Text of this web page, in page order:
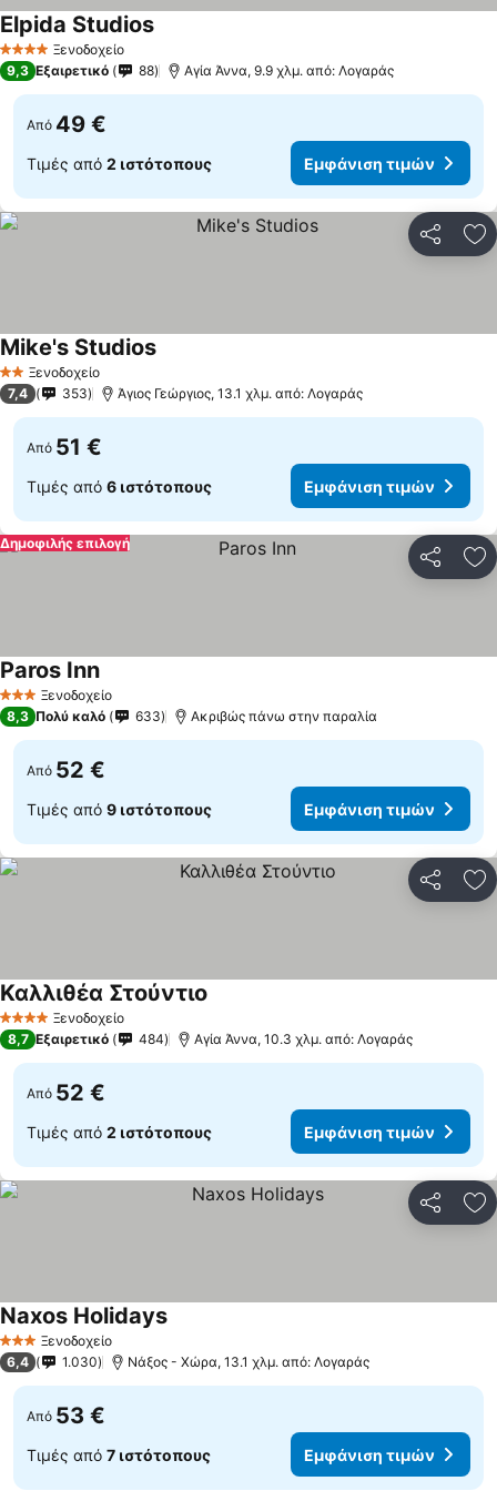
4 ΑστέριαΞενοδοχείο
Elpida Studios
9,3 Εξαιρετικό 88 Αγία Άννα, 9.9 χλμ. από: Λογαράς
Από 49 €
Τιμές από 2 ιστότοπους Εμφάνιση τιμών
2 ΑστέριαΞενοδοχείο
Mike's Studios
7,4 353 Άγιος Γεώργιος, 13.1 χλμ. από: Λογαράς
Από 51 €
Τιμές από 6 ιστότοπους Εμφάνιση τιμών
Δημοφιλής επιλογή
3 ΑστέριαΞενοδοχείο
Paros Inn
8,3 Πολύ καλό 633 Ακριβώς πάνω στην παραλία
Από 52 €
Τιμές από 9 ιστότοπους Εμφάνιση τιμών
4 ΑστέριαΞενοδοχείο
Καλλιθέα Στούντιο
8,7 Εξαιρετικό 484 Αγία Άννα, 10.3 χλμ. από: Λογαράς
Από 52 €
Τιμές από 2 ιστότοπους Εμφάνιση τιμών
3 ΑστέριαΞενοδοχείο
Naxos Holidays
6,4 1.030 Νάξος - Χώρα, 13.1 χλμ. από: Λογαράς
Από 53 €
Τιμές από 7 ιστότοπους Εμφάνιση τιμών